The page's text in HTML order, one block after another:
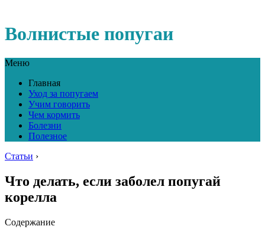
Волнистые попугаи
Меню
Главная
Уход за попугаем
Учим говорить
Чем кормить
Болезни
Полезное
Статьи ›
Что делать, если заболел попугай
корелла
Содержание